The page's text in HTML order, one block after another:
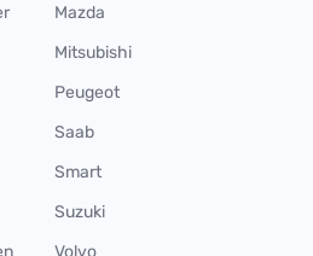
Mazda
Mitsubishi
Peugeot
Saab
Smart
Suzuki
Volvo